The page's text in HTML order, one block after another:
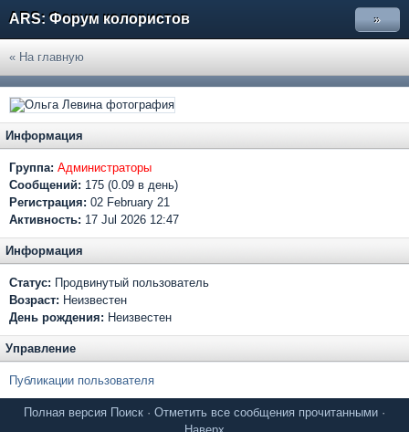
ARS: Форум колористов »
« На главную
Информация
Группа: Администраторы
Сообщений: 175 (0.09 в день)
Регистрация: 02 February 21
Активность: 17 Jul 2026 12:47
Информация
Статус: Продвинутый пользователь
Возраст: Неизвестен
День рождения: Неизвестен
Управление
Публикации пользователя
Полная версия Поиск · Отметить все сообщения прочитанными ·